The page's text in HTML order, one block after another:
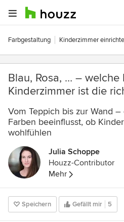
Farbgestaltung Kinderzimmer
Blau, Rosa, … – welche
Kinderzimmer ist die
Vom Teppich bis zur Wand
Farben beeinflusst, ob
wohlfühlen
Julia Schoppe
Houzz-Contributor
Mehr
Speichern Gefällt mir 5